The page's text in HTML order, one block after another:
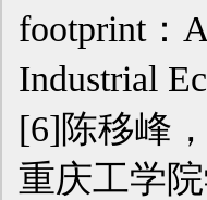
footprint：
Industrial
[6]陈移峰
重庆工学